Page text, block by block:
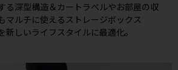
る深型構造＆カートラベルやお部屋の収
マルチに使えるストレージボックス
新しいライフスタイルに最適化。